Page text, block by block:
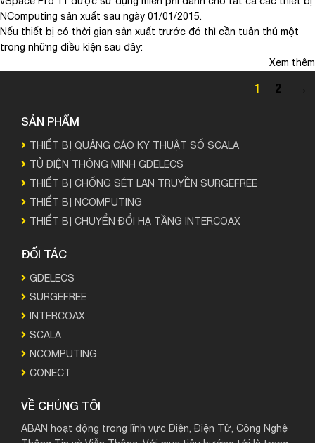
NComputing sản xuất sau ngày 01/01/2015.
Nếu thiết bị có thời gian sản xuất trước đó thì cần tuân thủ một
trong những điều kiện sau đây:
Xem thêm
1 2 →
SẢN PHẨM
THIẾT BỊ QUẢNG CÁO KỸ THUẬT SỐ SCALA
TỦ ĐIỆN THÔNG MINH GDELECS
THIẾT BỊ CHỐNG SÉT LAN TRUYỀN SURGEFREE
THIẾT BỊ NCOMPUTING
THIẾT BỊ CHUYỂN ĐỔI HẠ TẦNG INTERCOAX
ĐỐI TÁC
GDELECS
SURGEFREE
INTERCOAX
SCALA
NCOMPUTING
CONECT
VỀ CHÚNG TÔI
ABAN hoạt động trong lĩnh vực Điện, Điện Tử, Công Nghệ